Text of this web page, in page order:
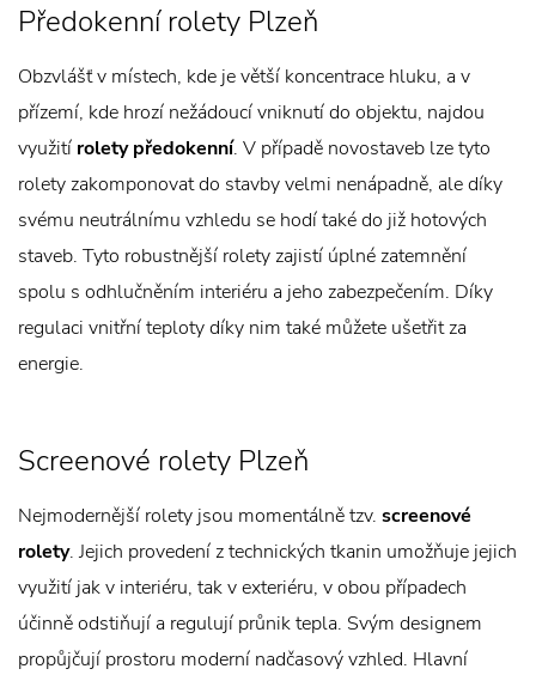
Předokenní rolety Plzeň
Obzvlášť v místech, kde je větší koncentrace hluku, a v
přízemí, kde hrozí nežádoucí vniknutí do objektu, najdou
využití rolety předokenní. V případě novostaveb lze tyto
rolety zakomponovat do stavby velmi nenápadně, ale díky
svému neutrálnímu vzhledu se hodí také do již hotových
staveb. Tyto robustnější rolety zajistí úplné zatemnění
spolu s odhlučněním interiéru a jeho zabezpečením. Díky
regulaci vnitřní teploty díky nim také můžete ušetřit za
energie.
Screenové rolety Plzeň
Nejmodernější rolety jsou momentálně tzv. screenové
rolety. Jejich provedení z technických tkanin umožňuje jejich
využití jak v interiéru, tak v exteriéru, v obou případech
účinně odstiňují a regulují průnik tepla. Svým designem
propůjčují prostoru moderní nadčasový vzhled. Hlavní